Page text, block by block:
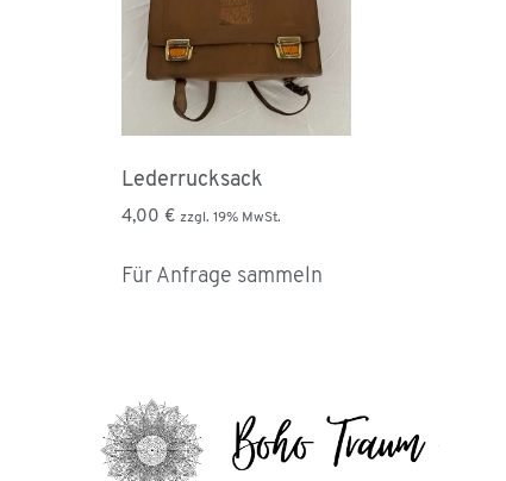
Lederrucksack
4,00 € zzgl. 19% MwSt.
Für Anfrage sammeln